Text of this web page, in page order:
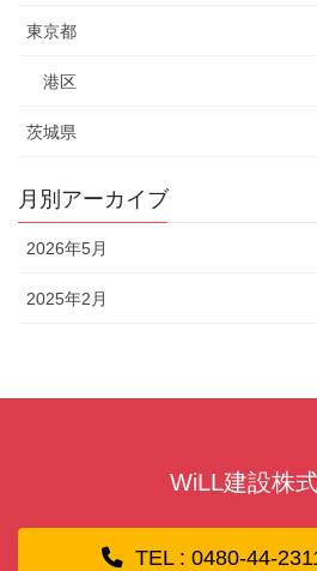
東京都
港区
茨城県
月別アーカイブ
2026年5月
2025年2月
WiLL建設株
TEL : 0480-44-